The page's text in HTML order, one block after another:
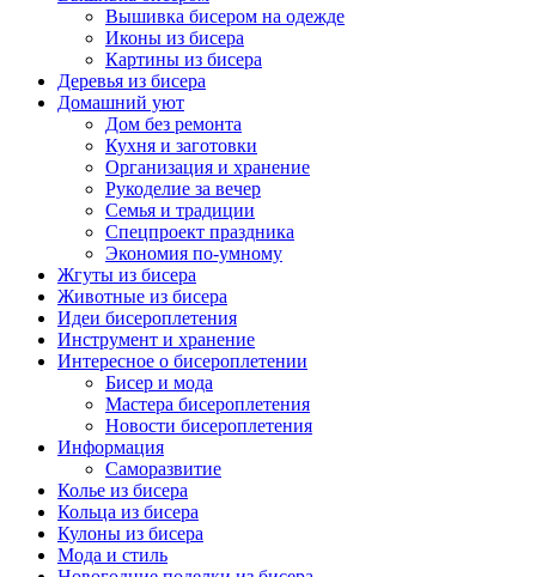
Вышивка бисером на одежде
Иконы из бисера
Картины из бисера
Деревья из бисера
Домашний уют
Дом без ремонта
Кухня и заготовки
Организация и хранение
Рукоделие за вечер
Семья и традиции
Спецпроект праздника
Экономия по-умному
Жгуты из бисера
Животные из бисера
Идеи бисероплетения
Инструмент и хранение
Интересное о бисероплетении
Бисер и мода
Мастера бисероплетения
Новости бисероплетения
Информация
Саморазвитие
Колье из бисера
Кольца из бисера
Кулоны из бисера
Мода и стиль